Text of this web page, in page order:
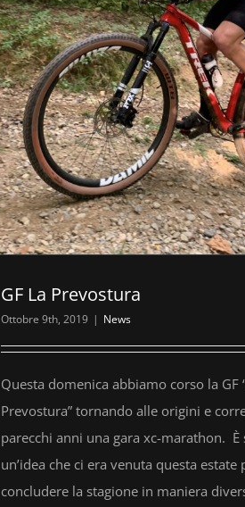
GF La Prevostura
Ottobre 9th, 2019 | News
Questa domenica abbiamo corso la GF
Prevostura” tornando alle origini e
parecchi anni una gara xc-marathon. È
un’idea che ci era venuta questa estate
concludere la stagione in maniera